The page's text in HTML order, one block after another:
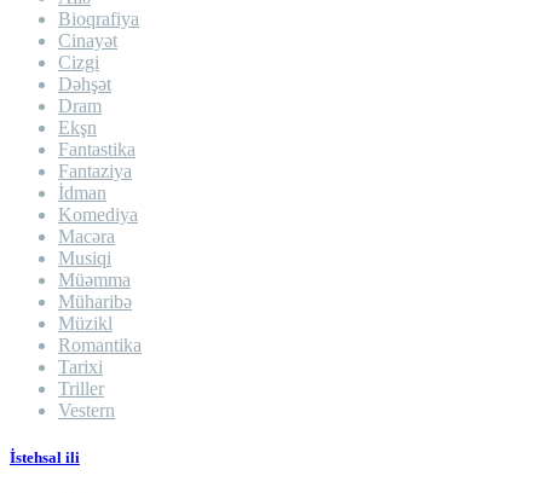
Bioqrafiya
Cinayət
Cizgi
Dəhşət
Dram
Ekşn
Fantastika
Fantaziya
İdman
Komediya
Macəra
Musiqi
Müəmma
Müharibə
Müzikl
Romantika
Tarixi
Triller
Vestern
İstehsal ili